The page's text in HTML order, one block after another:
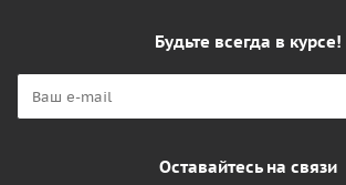
Будьте всегда в курсе!
Оставайтесь на связи